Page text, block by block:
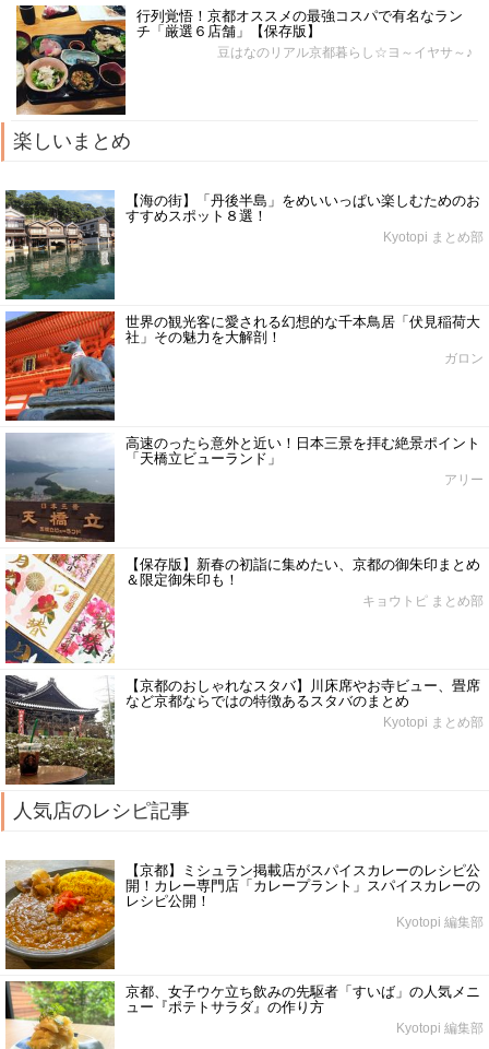
行列覚悟！京都オススメの最強コスパで有名なラン
チ「厳選６店舗」【保存版】
豆はなのリアル京都暮らし☆ヨ～イヤサ～♪
楽しいまとめ
【海の街】「丹後半島」をめいいっぱい楽しむためのお
すすめスポット８選！
Kyotopi まとめ部
世界の観光客に愛される幻想的な千本鳥居「伏見稲荷大
社」その魅力を大解剖！
ガロン
高速のったら意外と近い！日本三景を拝む絶景ポイント
「天橋立ビューランド」
アリー
【保存版】新春の初詣に集めたい、京都の御朱印まとめ
＆限定御朱印も！
キョウトピ まとめ部
【京都のおしゃれなスタバ】川床席やお寺ビュー、畳席
など京都ならではの特徴あるスタバのまとめ
Kyotopi まとめ部
人気店のレシピ記事
【京都】ミシュラン掲載店がスパイスカレーのレシピ公
開！カレー専門店「カレープラント」スパイスカレーの
レシピ公開！
Kyotopi 編集部
京都、女子ウケ立ち飲みの先駆者「すいば」の人気メニ
ュー『ポテトサラダ』の作り方
Kyotopi 編集部